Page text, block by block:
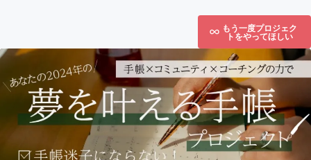
もう一度プロジェク
トをやってほしい